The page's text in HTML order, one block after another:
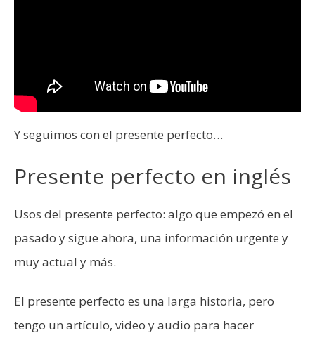
Y seguimos con el presente perfecto…
Presente perfecto en inglés
Usos del presente perfecto: algo que empezó en el
pasado y sigue ahora, una información urgente y
muy actual y más.
El presente perfecto es una larga historia, pero
tengo un artículo, video y audio para hacer